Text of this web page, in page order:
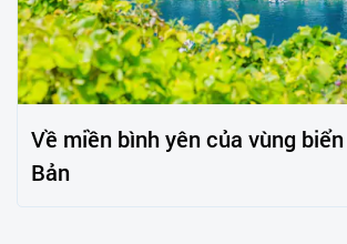
Về miền bình yên của vùng
Bản